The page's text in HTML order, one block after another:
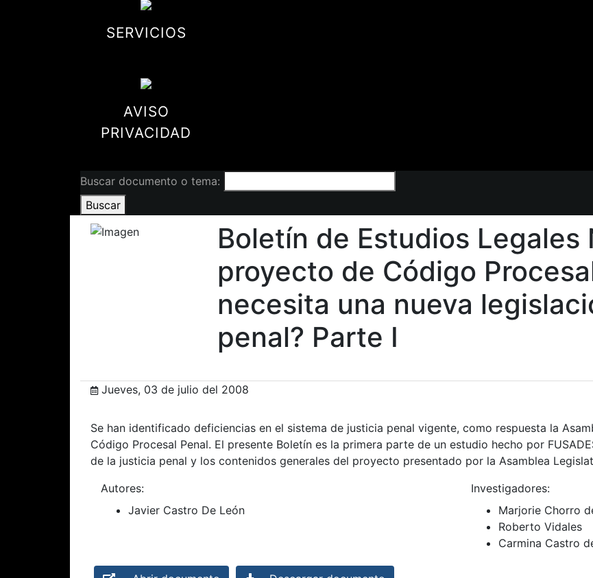
SERVICIOS
AVISO
PRIVACIDAD
Buscar documento o tema:
Buscar
Boletín de Estudios Legales
proyecto de Código
necesita una nueva
penal? Parte I
Jueves, 03 de julio del 2008
Se han identificado deficiencias en el sistema de justicia penal vigente, como respuesta la
Código Procesal Penal. El presente Boletín es la primera parte de un estudio hecho por
de la justicia penal y los contenidos generales del proyecto presentado por la Asamblea
Autores:
Javier Castro De León
Investigadores:
Marjorie Chorro
Roberto Vidales
Carmina Castro